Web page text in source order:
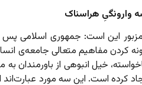
کردن مفاهیم متعالی جامعه‌ی
خیل انبوهی از باورمندان به